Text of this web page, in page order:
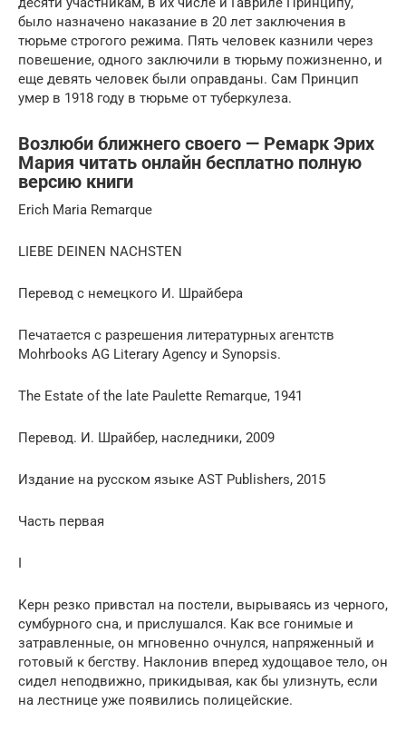
было назначено наказание в 20 лет заключения в
тюрьме строгого режима. Пять человек казнили через
повешение, одного заключили в тюрьму пожизненно, и
еще девять человек были оправданы. Сам Принцип
умер в 1918 году в тюрьме от туберкулеза.
Возлюби ближнего своего — Ремарк Эрих
Мария читать онлайн бесплатно полную
версию книги
Erich Maria Remarque
LIEBE DEINEN NACHSTEN
Перевод с немецкого И. Шрайбера
Печатается с разрешения литературных агентств
Mohrbooks AG Literary Agency и Synopsis.
The Estate of the late Paulette Remarque, 1941
Перевод. И. Шрайбер, наследники, 2009
Издание на русском языке AST Publishers, 2015
Часть первая
I
Керн резко привстал на постели, вырываясь из черного,
сумбурного сна, и прислушался. Как все гонимые и
затравленные, он мгновенно очнулся, напряженный и
готовый к бегству. Наклонив вперед худощавое тело, он
сидел неподвижно, прикидывая, как бы улизнуть, если
на лестнице уже появились полицейские.